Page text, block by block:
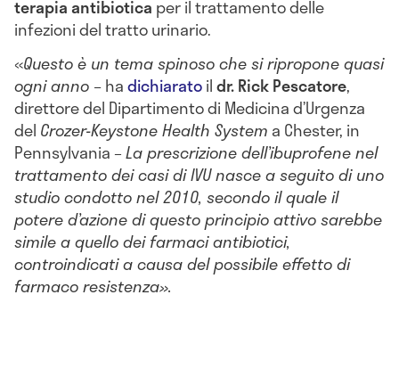
terapia antibiotica per il trattamento delle
infezioni del tratto urinario.
«Questo è un tema spinoso che si ripropone quasi
ogni anno –hadichiaratoildr. Rick Pescatore,
direttore del Dipartimento di Medicina d’Urgenza
del Crozer-Keystone Health System a Chester, in
Pennsylvania –La prescrizione dell’ibuprofene nel
trattamento dei casi di IVU nasce a seguito di uno
studio condotto nel 2010, secondo il quale il
potere d’azione di questo principio attivo sarebbe
simile a quello dei farmaci antibiotici,
controindicati a causa del possibile effetto di
farmaco resistenza».